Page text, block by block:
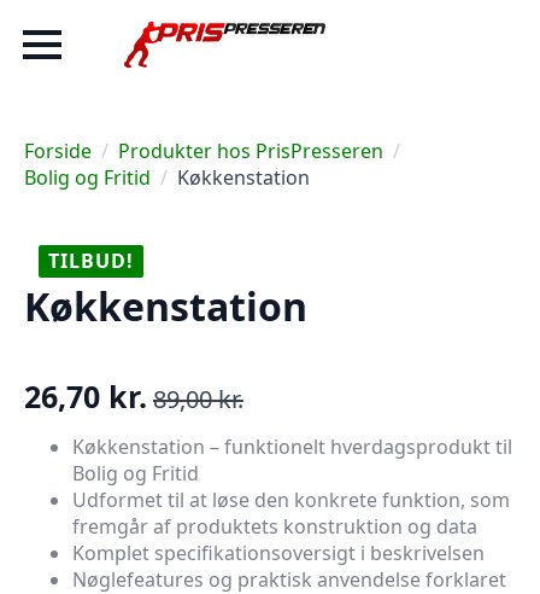
Forside
Produkter hos PrisPresseren
Bolig og Fritid
Køkkenstation
TILBUD!
Køkkenstation
89,00kr.
Den
oprindelige
pris
var:
89,00 kr..
26,70 kr.
Den
aktuelle
pris
26,70 kr..
Køkkenstation – funktionelt hverdagsprodukt til
Bolig og Fritid
Udformet til at løse den konkrete funktion, som
fremgår af produktets konstruktion og data
Komplet specifikationsoversigt i beskrivelsen
Nøglefeatures og praktisk anvendelse forklaret